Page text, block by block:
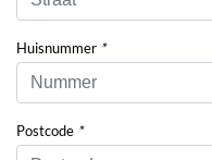
Huisnummer *
Postcode *